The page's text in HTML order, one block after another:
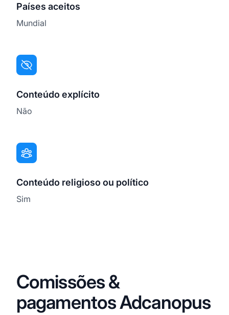
Países aceitos
Mundial
Conteúdo explícito
Não
Conteúdo religioso ou político
Sim
Comissões &
pagamentos Adcanopus